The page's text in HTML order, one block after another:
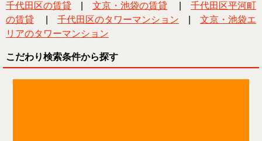
千代田区の賃貸 文京・池袋の賃貸
千代田区平河町
の賃貸
千代田区のタワーマンション
文京・池袋エ
リアのタワーマンション
こだわり検索条件から探す